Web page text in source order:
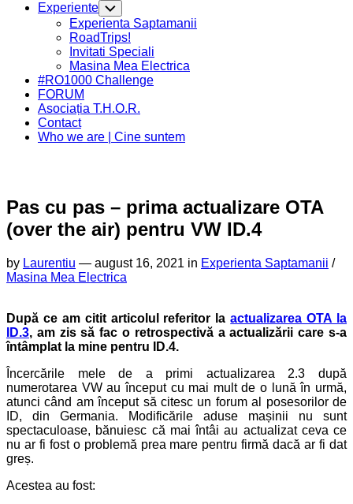
Experiente Toggle
Child
Menu
Current
Page
Parent
Experienta Saptamanii
RoadTrips!
Invitati Speciali
Current
Page
Parent
Masina Mea Electrica
#RO1000 Challenge
FORUM
Asociația T.H.O.R.
Contact
Who we are | Cine suntem
Pas cu pas – prima actualizare OTA
(over the air) pentru VW ID.4
by Laurentiu — august 16, 2021 in Experienta Saptamanii /
Masina Mea Electrica
După ce am citit articolul referitor laactualizarea OTA la
ID.3, am zis să fac o retrospectivă a actualizării care s-a
întâmplat la mine pentru ID.4.
Încercările mele de a primi actualizarea 2.3 după
numerotarea VW au început cu mai mult de o lună în urmă,
atunci când am început să citesc un forum al posesorilor de
ID, din Germania. Modificările aduse mașinii nu sunt
spectaculoase, bănuiesc că mai întâi au actualizat ceva ce
nu ar fi fost o problemă prea mare pentru firmă dacă ar fi dat
greș.
Acestea au fost: